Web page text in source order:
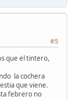
#5
que el tintero,
la cochera
que viene.
febrero no